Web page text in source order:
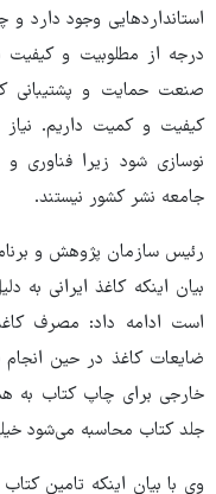
استانداردهایی وجود دارد
درجه از مطلوبیت و
صنعت حمایت و پشتیبانی
کیفیت و کمیت داریم.
نوسازی شود زیرا فناوری
جامعه نشر کشور نیستند.
رئیس سازمان پژوهش و
بیان اینکه کاغذ ایرانی
است ادامه داد: مصرف
ضایعات کاغذ در حین
جلد کتاب محاسبه می‌شود
وی با بیان اینکه تامین